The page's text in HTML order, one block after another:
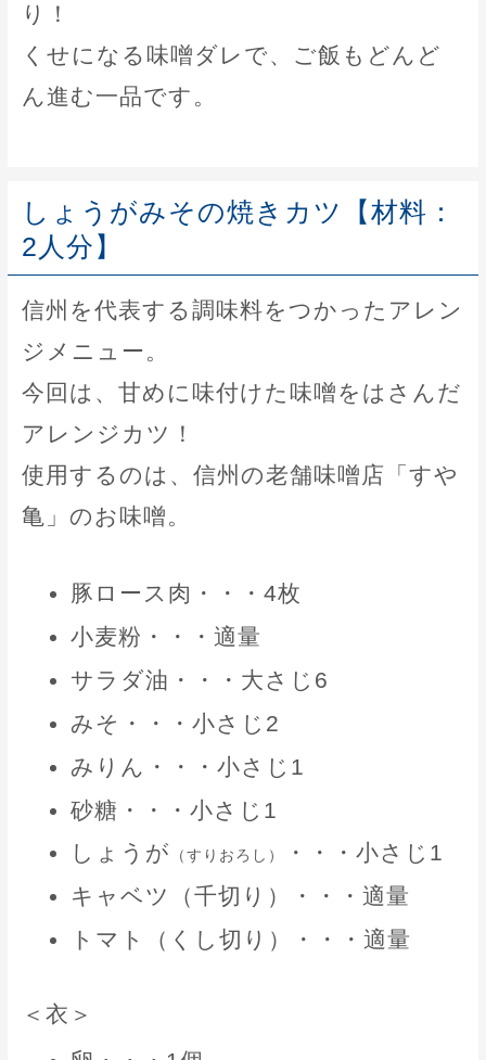
り！
くせになる味噌ダレで、ご飯もどんど
ん進む一品です。
しょうがみその焼きカツ【材料：
2人分】
信州を代表する調味料をつかったアレン
ジメニュー。
今回は、甘めに味付けた味噌をはさんだ
アレンジカツ！
使用するのは、信州の老舗味噌店「すや
亀」のお味噌。
豚ロース肉・・・4枚
小麦粉・・・適量
サラダ油・・・大さじ6
みそ・・・小さじ2
みりん・・・小さじ1
砂糖・・・小さじ1
しょうが
（すりおろし）
・・・小さじ1
キャベツ（千切り）・・・適量
トマト（くし切り）・・・適量
＜衣＞